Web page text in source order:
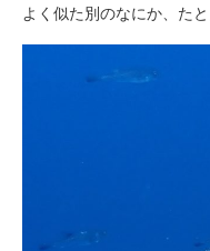
よく似た別のなにか、た